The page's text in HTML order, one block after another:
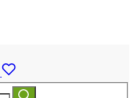
Buscar